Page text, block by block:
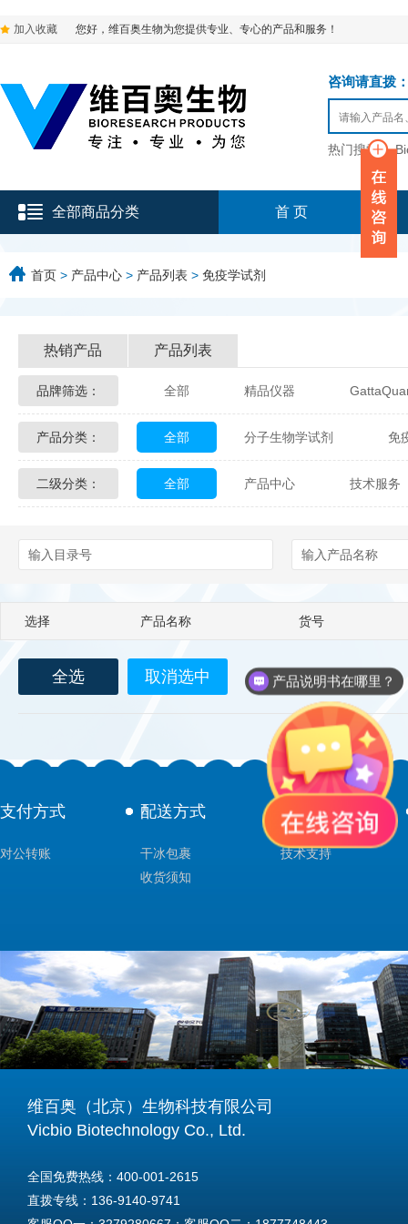
加入收藏 您好，维百奥生物为您提供专业、专心的产品和服务！
咨询请直拨
热门搜索：
全部商品分类 首 页
首页 > 产品中心 > 产品列表 > 免疫学试剂
热销产品 产品列表
品牌筛选： 全部 精品仪器
Glycon Biochem Sterlitech
Echelon Biosciences Verichem
Biotez Berlin Diametra
Berry & Associates Zedira
LGC Maine Standards Biolife
Abbexa AbD Serotec
产品分类： 全部 分子生物学试剂 免
化学及生物化学试剂 材料学试剂
二级分类： 全部 产品中心 技术服务
选择 产品名称 货号
全选 取消选中
支付方式
对公转账
配送方式
干冰包裹
收货须知
售后服务
技术支持
维百奥（北京）生物科技有限公司
Vicbio Biotechnology Co., Ltd.
全国免费热线：400-001-2615
直拨专线：136-9140-9741
产品说明书在哪里？